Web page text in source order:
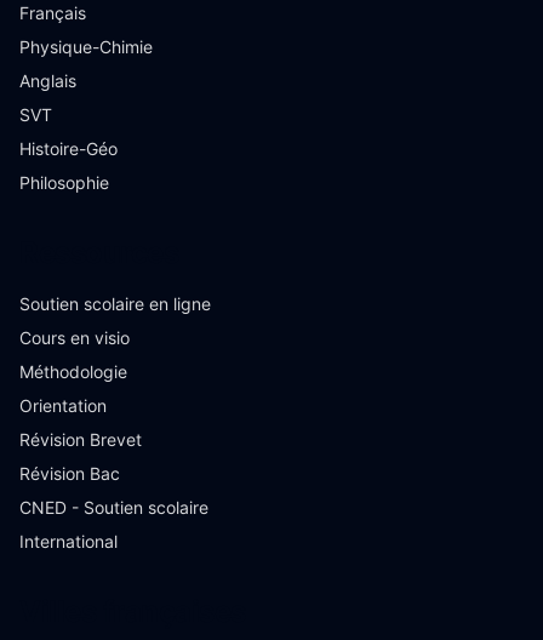
Français
Physique-Chimie
Anglais
SVT
Histoire-Géo
Philosophie
Soutien scolaire en ligne
Cours en visio
Méthodologie
Orientation
Révision Brevet
Révision Bac
CNED - Soutien scolaire
International